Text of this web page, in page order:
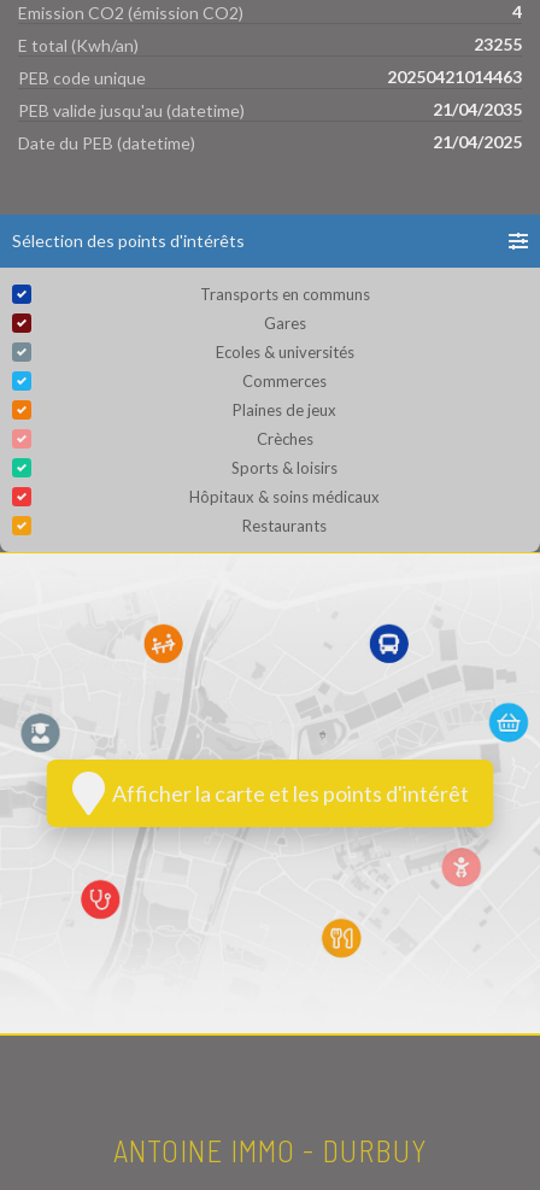
Emission CO2 (émission CO2)
4
E total (Kwh/an)
23255
PEB code unique
20250421014463
PEB valide jusqu'au (datetime)
21/04/2035
Date du PEB (datetime)
21/04/2025
Sélection des points d'intérêts
Transports en communs
Gares
Ecoles & universités
Commerces
Plaines de jeux
Crèches
Sports & loisirs
Hôpitaux & soins médicaux
Restaurants
Afficher la carte et les points d'intérêt
ANTOINE IMMO - DURBUY